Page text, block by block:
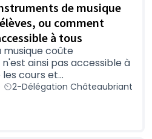
de musique
ou comment
à tous
musique coûte
ainsi pas accessible à
cours et...
2-Délégation Châteaubriant